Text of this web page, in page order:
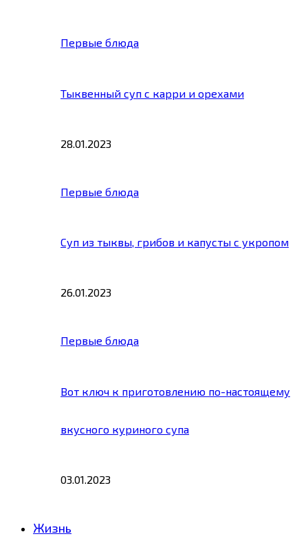
Первые блюда
Тыквенный суп с карри и орехами
28.01.2023
Первые блюда
Суп из тыквы, грибов и капусты с укропом
26.01.2023
Первые блюда
Вот ключ к приготовлению по-настоящему
вкусного куриного супа
03.01.2023
Жизнь